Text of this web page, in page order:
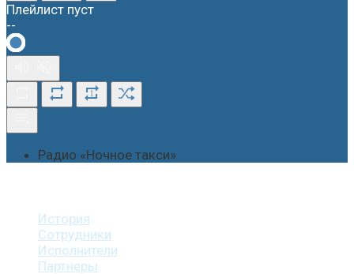
Плейлист пуст
--
1
Радио «Ночное такси»
История
Сотрудники
Исполнители
Партнеры